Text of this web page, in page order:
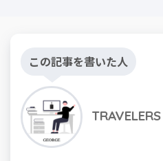
この記事を書いた人